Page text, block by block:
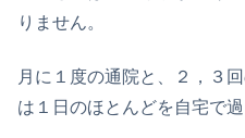
りません。
月に１度の通院と、２，３
は１日のほとんどを自宅で過